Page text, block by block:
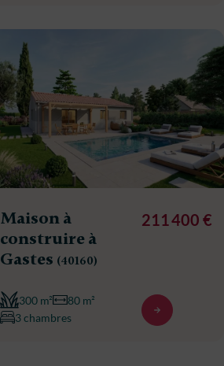
Maison à
construire à
Gastes (40160)
300 m²
80 m²
3 chambres
211 400 €